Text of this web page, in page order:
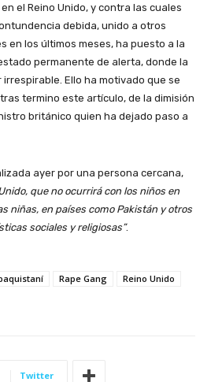
el Reino Unido, y contra las cuales
debida, unido a otros
en los últimos meses, ha puesto a la
permanente de alerta, donde la
Ello ha motivado que se
termino este artículo, de la dimisión
británico quien ha dejado paso a
ayer por una persona cercana,
que no ocurrirá con los niños en
niñas, en países como Pakistán y otros
sociales y religiosas”.
Rape Gang
Reino Unido
Twitter